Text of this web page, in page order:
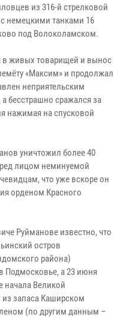
из 316-й стрелковой
немецкими танками 16
под Волоколамском.
в живых товарищей и вынос
«Максим» и продолжал
неприятельским
бесстрашно сражался за
нажимая на спусковой
уничтожил более 40
лицом неминуемой
что уже вскоре он
орденом Красного
Руйманове известно, что
остров
района)
Подмосковье, а 23 июня
начала Великой
запаса Каширском
(по другим данным –